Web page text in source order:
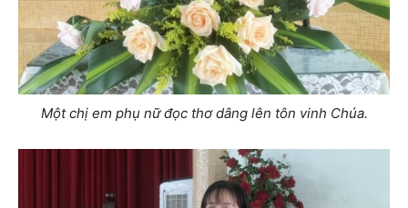
Một chị em phụ nữ đọc thơ dâng lên tôn vinh Chúa.